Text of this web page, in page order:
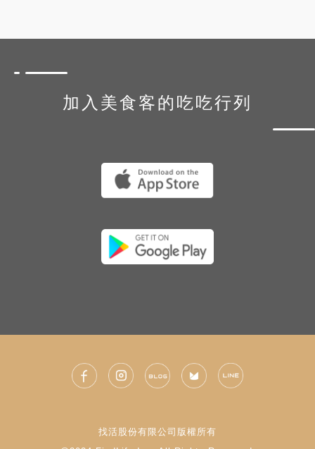
加入美食客的吃吃行列
找活股份有限公司版權所有